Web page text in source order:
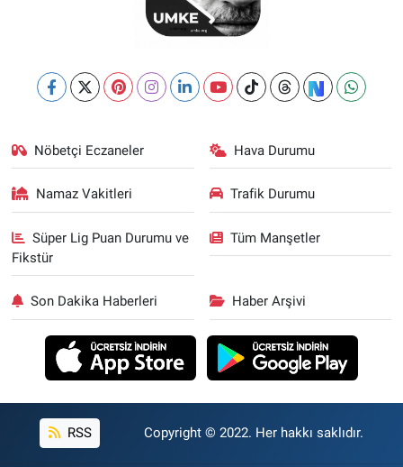
Nöbetçi Eczaneler Hava Durumu
Namaz Vakitleri Trafik Durumu
Süper Lig Puan Durumu ve
Fikstür
Tüm Manşetler
Son Dakika Haberleri Haber Arşivi
RSS Copyright © 2022. Her hakkı saklıdır.